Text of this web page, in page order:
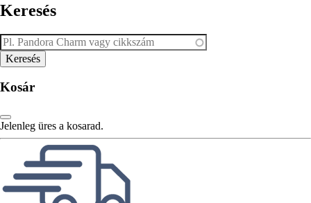
Keresés
Kosár
Jelenleg üres a kosarad.